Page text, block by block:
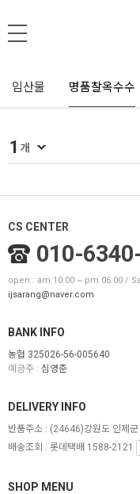
임산물 명품찰옥수수
1 개
CS CENTER
010-
open : am 10:00 ~ pm 06:00 /
ijsarang@naver.com
BANK INFO
농협 325026-56-005640
예금주 : 심영춘
SHOP MENU
DELIVERY INFO
반품주소 : (24646)강원도 인제
배송조회 : 롯데택배 1588-2121